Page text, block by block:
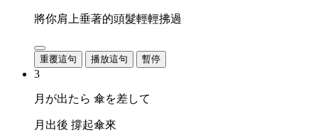
將你肩上垂著的頭髮輕輕拂過
重覆這句 播放這句 暫停
3
月が出たら 傘を差して
月出後 撐起傘來